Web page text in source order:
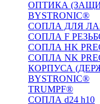
ОПТИКА
BYSTRONIC®
СОПЛА ДЛЯ
СОПЛА F
СОПЛА HK
СОПЛА NK
КОРПУСА
BYSTRONIC®
TRUMPF®
СОПЛА d24 h10